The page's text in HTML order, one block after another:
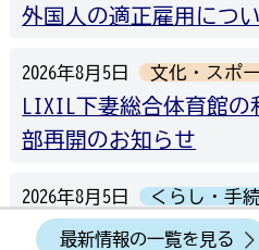
外国人の適正雇用につ
2026年8月5日 文化・スポ
LIXIL下妻総合体育館
部再開のお知らせ
2026年8月5日 くらし・手
いばらき出会いサポー
最新情報の一覧を見る